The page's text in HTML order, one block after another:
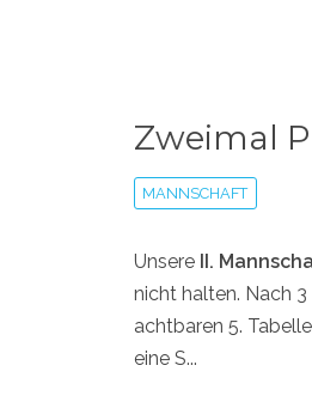
Zweimal
MANNSCHAFT
Unsere II.
nicht halten. Nach
achtbaren 5.
eine S...